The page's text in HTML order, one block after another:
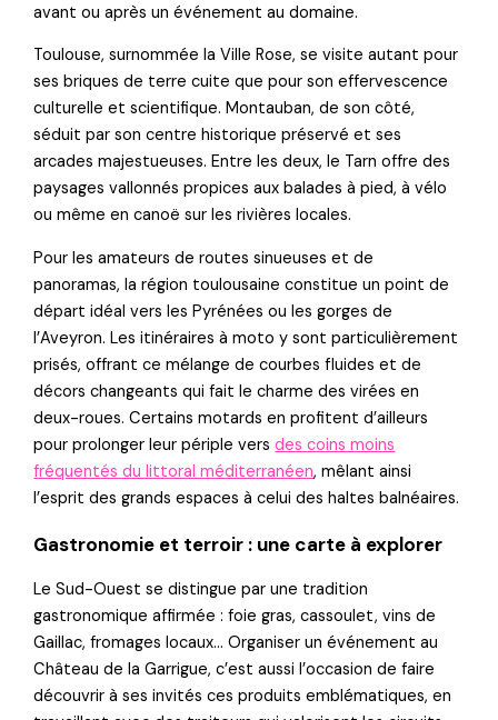
avant ou après un événement au domaine.
Toulouse, surnommée la Ville Rose, se visite autant pour
ses briques de terre cuite que pour son effervescence
culturelle et scientifique. Montauban, de son côté,
séduit par son centre historique préservé et ses
arcades majestueuses. Entre les deux, le Tarn offre des
paysages vallonnés propices aux balades à pied, à vélo
ou même en canoë sur les rivières locales.
Pour les amateurs de routes sinueuses et de
panoramas, la région toulousaine constitue un point de
départ idéal vers les Pyrénées ou les gorges de
l’Aveyron. Les itinéraires à moto y sont particulièrement
prisés, offrant ce mélange de courbes fluides et de
décors changeants qui fait le charme des virées en
deux-roues. Certains motards en profitent d’ailleurs
pour prolonger leur périple versdes coins moins
fréquentés du littoral méditerranéen, mêlant ainsi
l’esprit des grands espaces à celui des haltes balnéaires.
Gastronomie et terroir : une carte à explorer
Le Sud-Ouest se distingue par une tradition
gastronomique affirmée : foie gras, cassoulet, vins de
Gaillac, fromages locaux… Organiser un événement au
Château de la Garrigue, c’est aussi l’occasion de faire
découvrir à ses invités ces produits emblématiques, en